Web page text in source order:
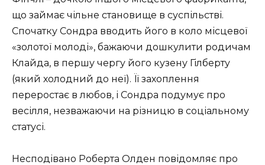
що займає чільне становище в суспільстві.
Спочатку Сондра вводить його в коло місцевої
«золотої молоді», бажаючи дошкулити родичам
Клайда, в першу чергу його кузену Гілберту
(який холодний до неї). Її захоплення
переростає в любов, і Сондра подумує про
весілля, незважаючи на різницю в соціальному
статусі.
Несподівано Роберта Олден повідомляє про